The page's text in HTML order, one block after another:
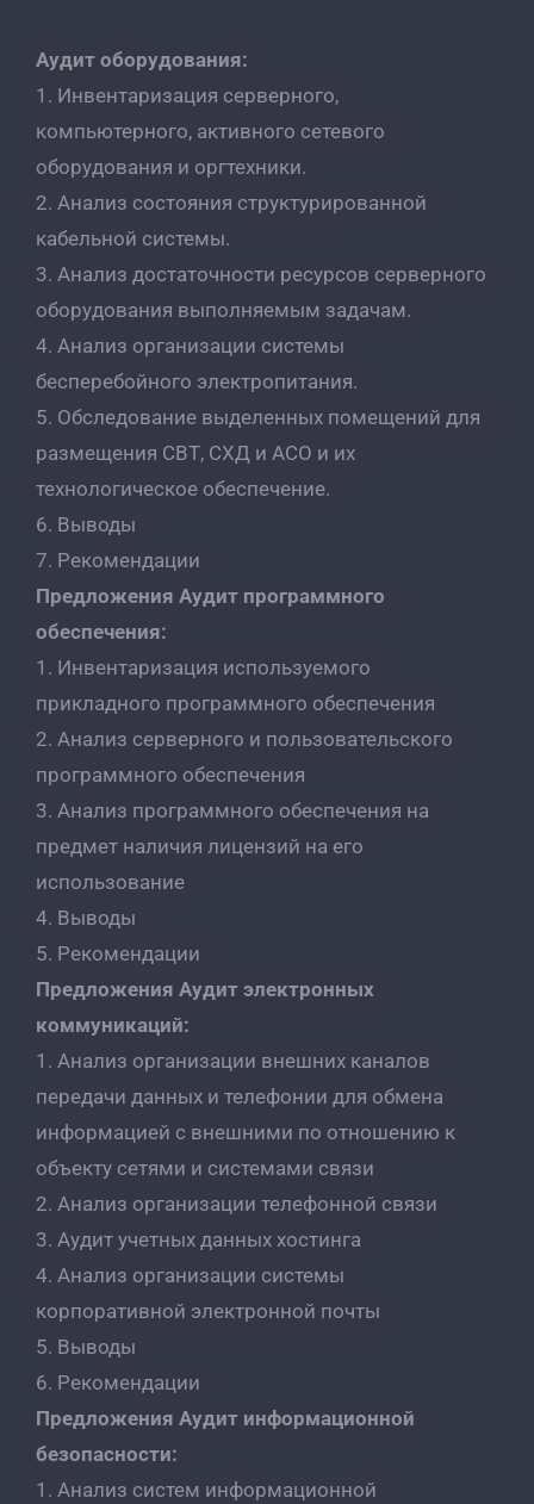
Аудит оборудования:
1. Инвентаризация серверного,
компьютерного, активного сетевого
оборудования и оргтехники.
2. Анализ состояния структурированной
кабельной системы.
3. Анализ достаточности ресурсов серверного
оборудования выполняемым задачам.
4. Анализ организации системы
бесперебойного электропитания.
5. Обследование выделенных помещений для
размещения СВТ, СХД и АСО и их
технологическое обеспечение.
6. Выводы
7. Рекомендации
Предложения Аудит программного
обеспечения:
1. Инвентаризация используемого
прикладного программного обеспечения
2. Анализ серверного и пользовательского
программного обеспечения
3. Анализ программного обеспечения на
предмет наличия лицензий на его
использование
4. Выводы
5. Рекомендации
Предложения Аудит электронных
коммуникаций:
1. Анализ организации внешних каналов
передачи данных и телефонии для обмена
информацией с внешними по отношению к
объекту сетями и системами связи
2. Анализ организации телефонной связи
3. Аудит учетных данных хостинга
4. Анализ организации системы
корпоративной электронной почты
5. Выводы
6. Рекомендации
Предложения Аудит информационной
безопасности:
1. Анализ систем информационной